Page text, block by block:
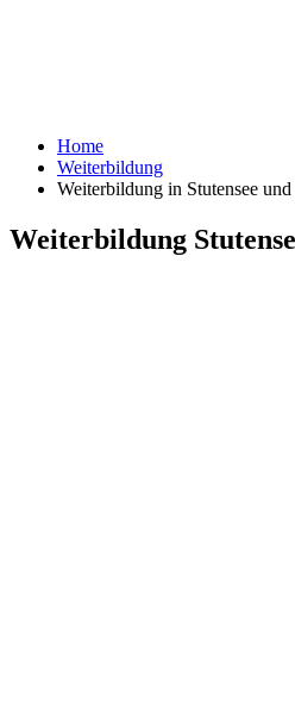
Home
Weiterbildung
Weiterbildung in Stutensee
Weiterbildung